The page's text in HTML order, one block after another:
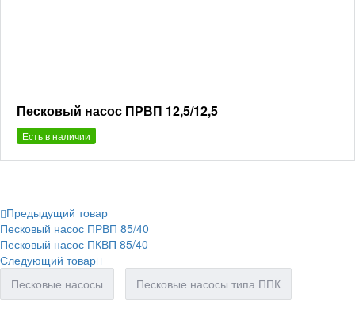
Песковый насос ПРВП 12,5/12,5
Есть в наличии
Предыдущий товар
Песковый насос ПРВП 85/40
Песковый насос ПКВП 85/40
Следующий товар
Песковые насосы
Песковые насосы типа ППК